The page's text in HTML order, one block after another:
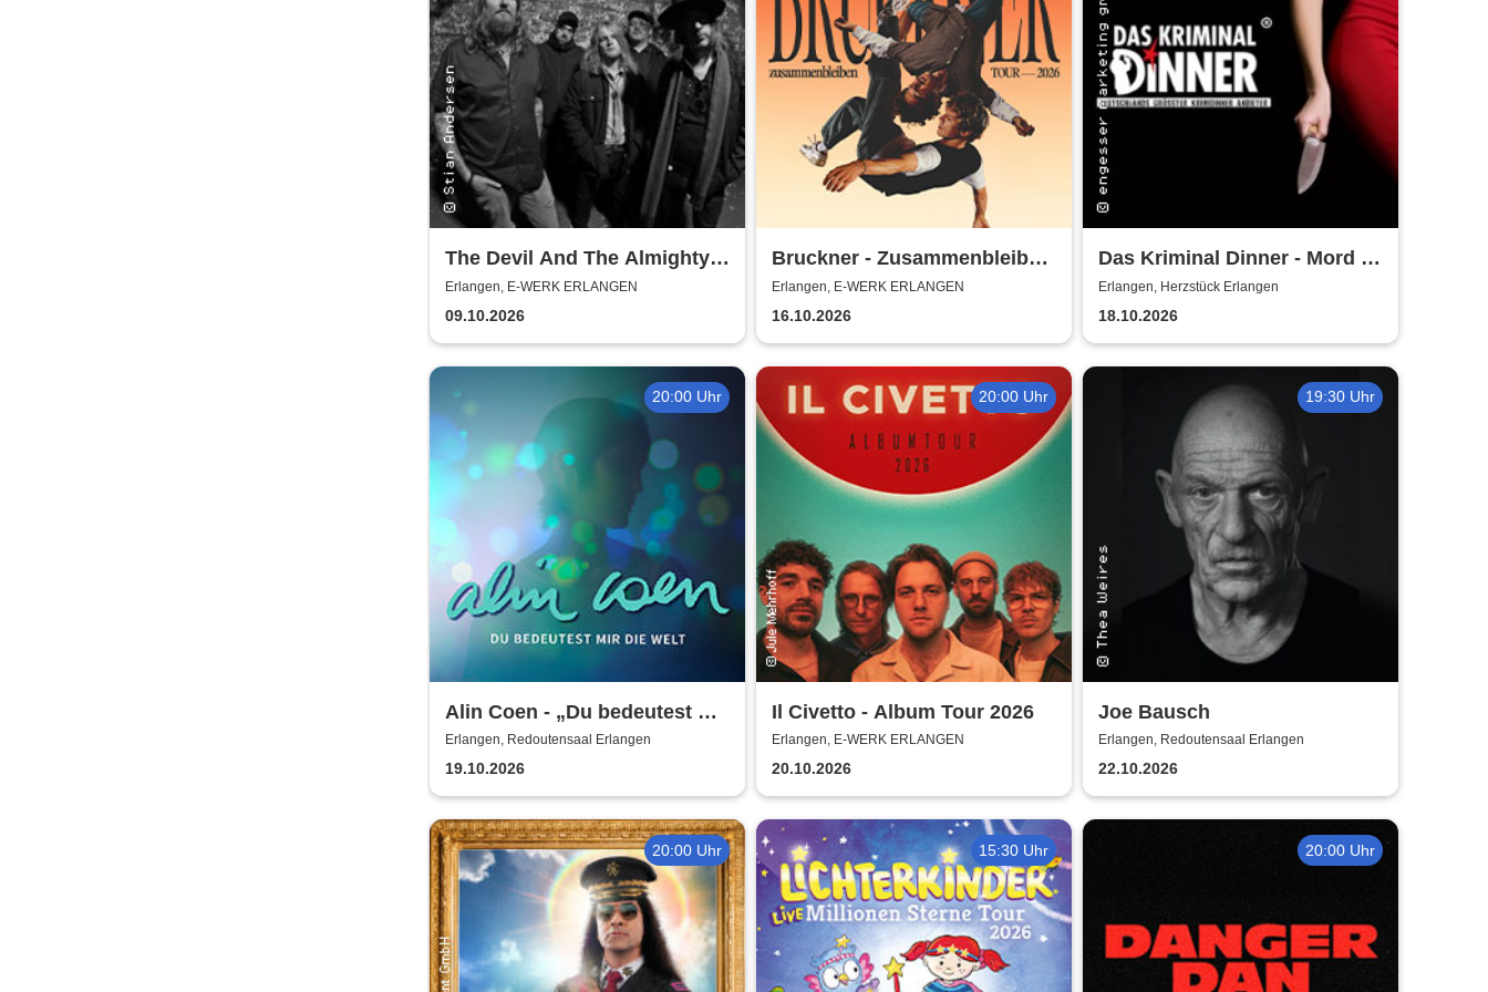
The Devil And The Almighty
Blues
Erlangen, E-WERK ERLANGEN
09.10.2026
Bruckner - Zusammenbleiben
TOUR - 2026
Erlangen, E-WERK ERLANGEN
16.10.2026
Das Kriminal Dinner - Mord &
Tod - im Gasthof zur
Zapfsäule
Erlangen, Herzstück Erlangen
18.10.2026
20:00 Uhr
Alin Coen - „Du bedeutest mir
die Welt“-Tour
Erlangen, Redoutensaal Erlangen
19.10.2026
20:00 Uhr
Il Civetto - Album Tour 2026
Erlangen, E-WERK ERLANGEN
20.10.2026
19:30 Uhr
Joe Bausch
Erlangen, Redoutensaal Erlangen
22.10.2026
20:00 Uhr 15:30 Uhr 20:00 Uhr